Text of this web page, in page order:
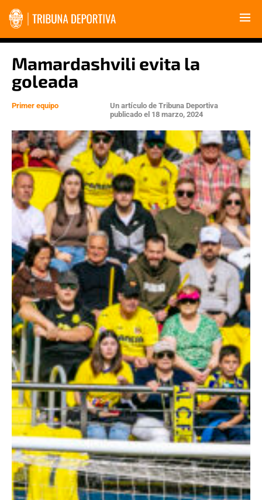
Mamardashvili evita la
goleada
Primer equipo Un artículo de Tribuna Deportiva
publicado el 18 marzo, 2024